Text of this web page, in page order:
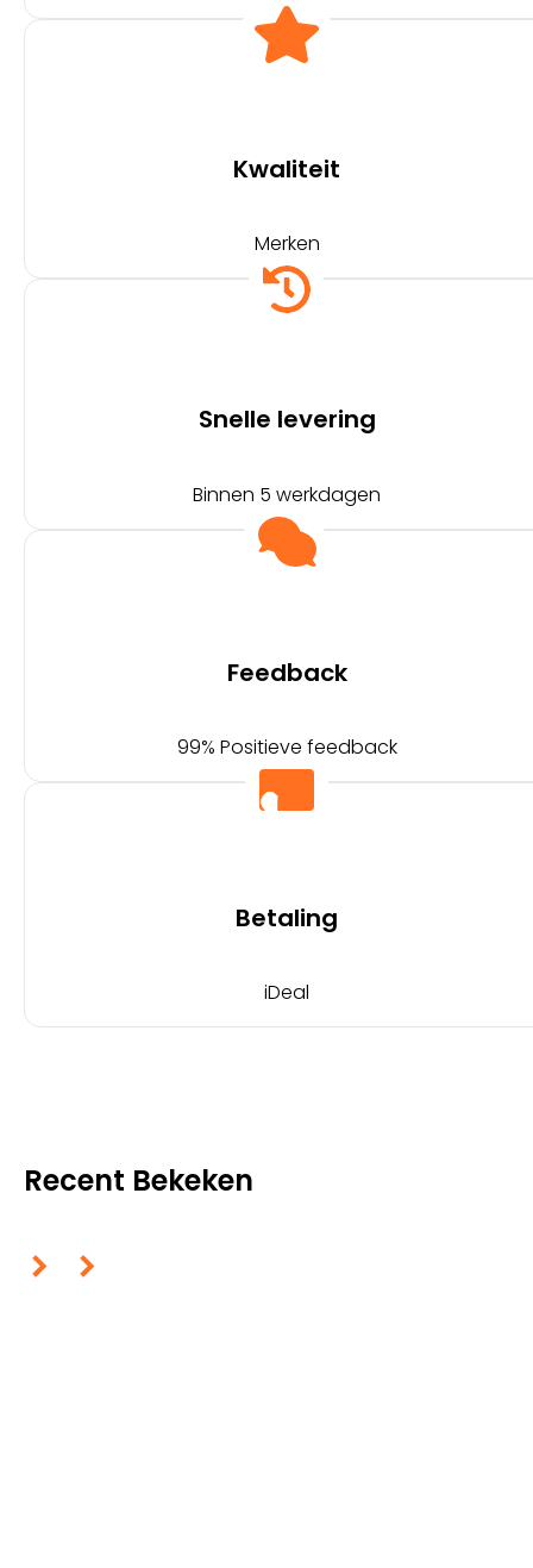
Kwaliteit
Merken
Snelle levering
Binnen 5 werkdagen
Feedback
99% Positieve feedback
Betaling
iDeal
Recent Bekeken